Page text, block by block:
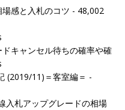
感と入札のコツ - 48,002
キャンセル待ちの確率や確
(2019/11)＝客室編＝ -
札アップグレードの相場